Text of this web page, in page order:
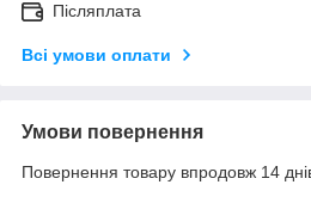
Післяплата
Всі умови оплати
Умови повернення
Повернення товару впродовж 14